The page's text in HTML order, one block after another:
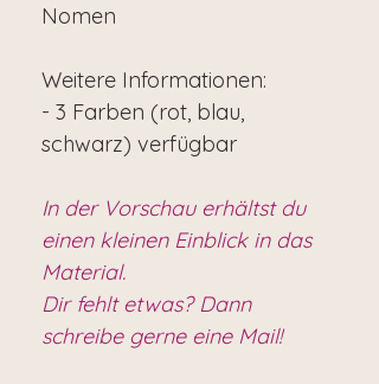
Nomen
Weitere Informationen:
- 3 Farben (rot, blau,
schwarz) verfügbar
In der Vorschau erhältst du
einen kleinen Einblick in das
Material.
Dir fehlt etwas? Dann
schreibe gerne eine Mail!